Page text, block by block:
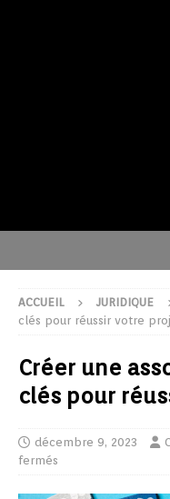
ACCUEIL JURIDIQUE
clés pour réussir votre
Créer une
clés pour
décembre 9, 2023
fermés